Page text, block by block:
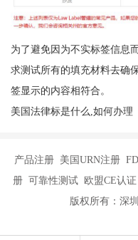
为了避免因为不实标签信息
求测试所有的填充材料去确
签显示的内容相符合。
美国法律标是什么,如何办理
产品注册 美国URN注册
册 可靠性测试 欧盟CE认
版权所有：深